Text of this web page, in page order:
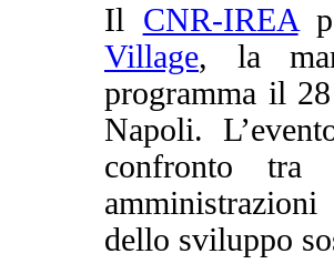
Il CNR-IREA
Village, la
programma il
Napoli.
confronto tra
dello sviluppo